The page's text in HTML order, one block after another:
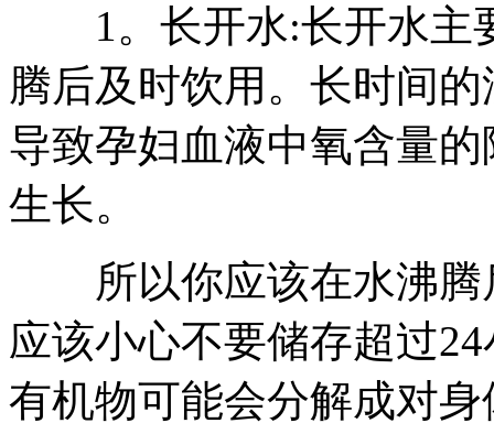
1。长开水:长开水主
腾后及时饮用。长时间
导致孕妇血液中氧含量
生长。
所以你应该在水沸腾
应该小心不要储存超过
有机物可能会分解成对